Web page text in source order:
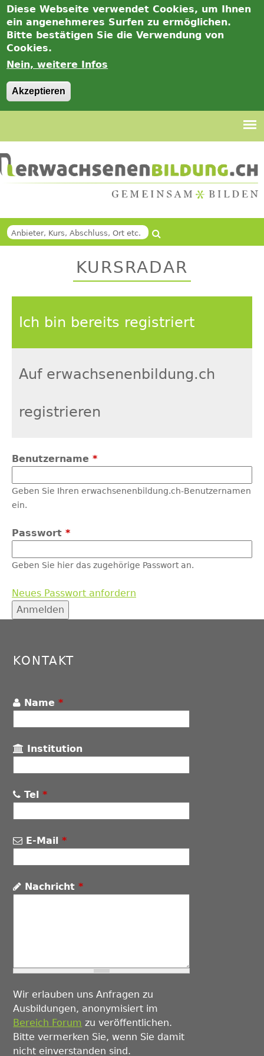
Diese Webseite verwendet Cookies, um Ihnen
ein angenehmeres Surfen zu ermöglichen.
Bitte bestätigen Sie die Verwendung von
Cookies.
Nein, weitere Infos
Akzeptieren
Suche
Back
KURSRADAR
Ich bin bereits registriert
Auf erwachsenenbildung.ch
registrieren
Benutzername *
Geben Sie Ihren erwachsenenbildung.ch-Benutzernamen
ein.
Passwort *
Geben Sie hier das zugehörige Passwort an.
Neues Passwort anfordern
Back
to
KONTAKT
Name*
Institution
Tel*
E-Mail*
Nachricht*
Wir erlauben uns Anfragen zu
Ausbildungen, anonymisiert im
Bereich Forum zu veröffentlichen.
Bitte vermerken Sie, wenn Sie damit
nicht einverstanden sind.